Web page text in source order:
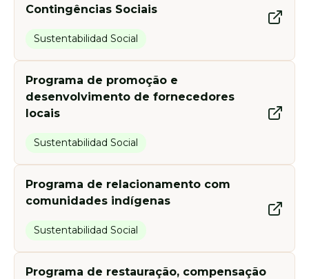
Contingências Sociais
Sustentabilidad Social
Programa de promoção e
desenvolvimento de fornecedores
locais
Sustentabilidad Social
Programa de relacionamento com
comunidades indígenas
Sustentabilidad Social
Programa de restauração, compensação